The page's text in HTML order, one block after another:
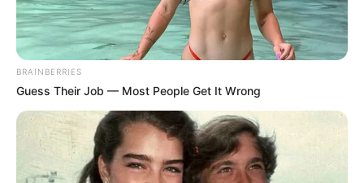
BRAINBERRIES
Guess Their Job — Most People Get It Wrong